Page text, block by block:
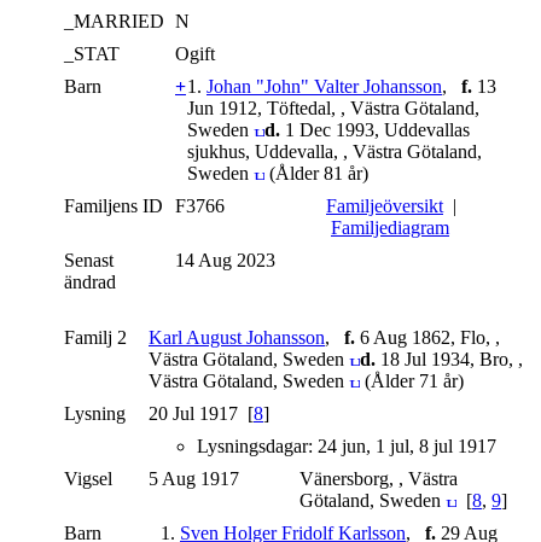
_MARRIED N
_STAT
Ogift
Barn
+1. Johan "John" Valter Johansson, f. 13
Jun 1912, Töftedal, , Västra Götaland,
Sweden
d. 1 Dec 1993, Uddevallas
sjukhus, Uddevalla, , Västra Götaland,
Sweden
(Ålder 81 år)
Familjens ID
F3766 Familjeöversikt |
Familjediagram
Senast
ändrad
14 Aug 2023
Familj 2 Karl August Johansson, f. 6 Aug 1862, Flo, ,
Västra Götaland, Sweden
d. 18 Jul 1934, Bro, ,
Västra Götaland, Sweden
(Ålder 71 år)
Lysning
20 Jul 1917 [8]
Lysningsdagar: 24 jun, 1 jul, 8 jul 1917
Vigsel
5 Aug 1917
Vänersborg, , Västra
Götaland, Sweden
[8, 9]
Barn
1. Sven Holger Fridolf Karlsson, f. 29 Aug